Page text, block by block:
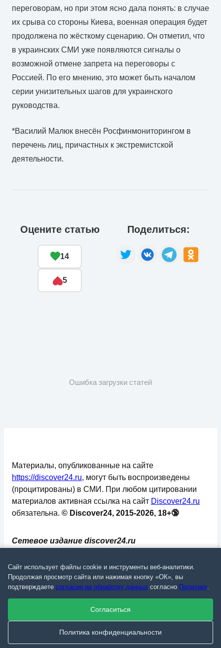
переговорам, но при этом ясно дала понять: в случае
их срыва со стороны Киева, военная операция будет
продолжена по жёсткому сценарию. Он отметил, что
в украинских СМИ уже появляются сигналы о
возможной отмене запрета на переговоры с
Россией. По его мнению, это может быть началом
серии унизительных шагов для украинского
руководства.
*Василий Малюк внесён Росфинмониторингом в
перечень лиц, причастных к экстремистской
деятельности.
Оцените статью
14
5
Поделиться:
Ошибка загрузки статей
✅ 📄 💬 🔐 📝 ⚙️
Сетевое издание discover24.ru
надзору в сфере связи, информационных
технологий и массовых коммуникаций
(Роскомнадзор). Регистрационный номер: ЭЛ №
ФС 77 - 73793.
Материалы, опубликованные на сайте
https://discover24.ru, могут быть воспроизведены
(процитированы) в СМИ. При любом цитировании
материалов активная ссылка на сайт Discover24.ru
обязательна. © Discover24, 2015-2026, 18+🔞
Сайт использует файлы cookie и инструменты веб-аналитики.
Продолжая просмотр сайта или нажимая кнопку «ОК», вы
подтверждаете согласие на обработку данных согласно Политике.
Согласиться
Политика конфиденциальности